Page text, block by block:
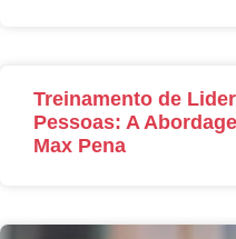
Treinamento de
Pessoas: A
Max Pena